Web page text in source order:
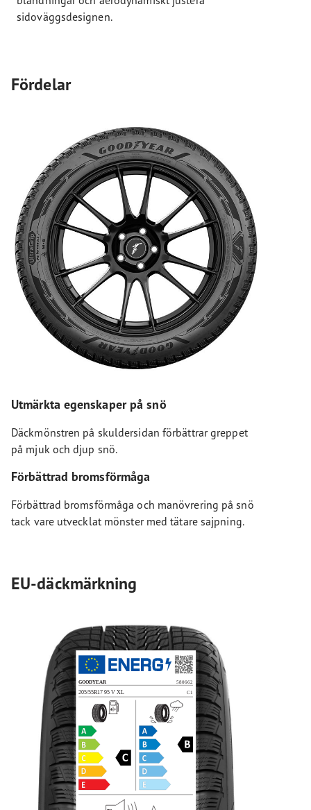
sidoväggsdesignen.
Fördelar
Utmärkta egenskaper på snö
Däckmönstren på skuldersidan förbättrar greppet
på mjuk och djup snö.
Förbättrad bromsförmåga
Förbättrad bromsförmåga och manövrering på snö
tack vare utvecklat mönster med tätare sajpning.
EU-däckmärkning